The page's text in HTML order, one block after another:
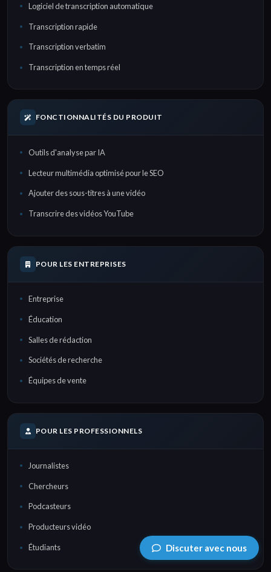
Logiciel de transcription automatique
Transcription rapide
Transcription verbatim
Transcription en temps réel
FONCTIONNALITÉS DU PRODUIT
Outils d'analyse par IA
Lecteur multimédia optimisé pour le SEO
Ajouter des sous-titres à une vidéo
Transcrire des vidéos YouTube
POUR LES ENTREPRISES
Entreprise
Éducation
Salles de rédaction
Sociétés de recherche
Équipes de vente
POUR LES PROFESSIONNELS
Journalistes
Chercheurs
Podcasteurs
Producteurs vidéo
Étudiants Discuter avec nous